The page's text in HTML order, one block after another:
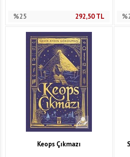
%25 292,50TL
Keops Çıkmazı